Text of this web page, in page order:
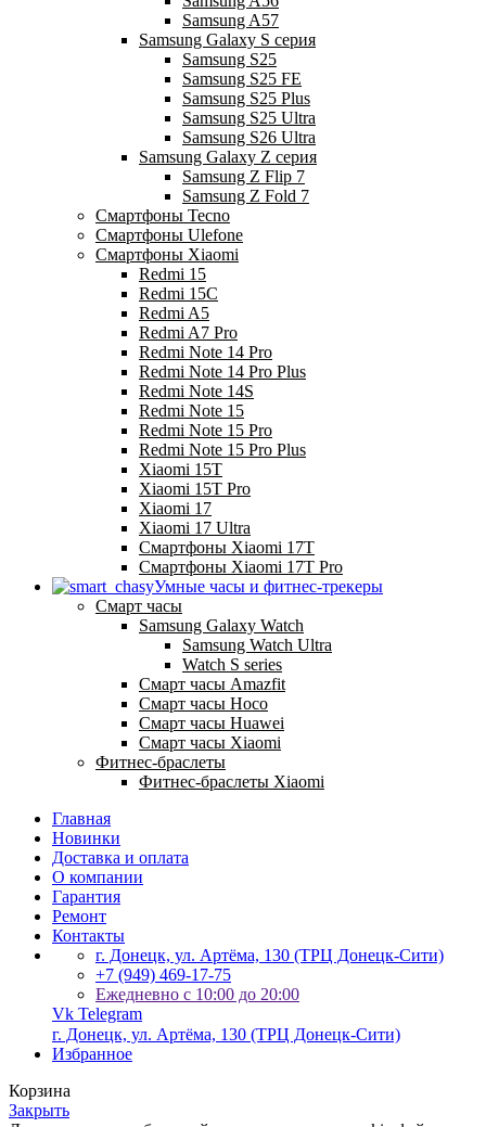
Samsung A57
Samsung Galaxy S серия
Samsung S25
Samsung S25 FE
Samsung S25 Plus
Samsung S25 Ultra
Samsung S26 Ultra
Samsung Galaxy Z серия
Samsung Z Flip 7
Samsung Z Fold 7
Смартфоны Tecno
Смартфоны Ulefone
Смартфоны Xiaomi
Redmi 15
Redmi 15C
Redmi A5
Redmi A7 Pro
Redmi Note 14 Pro
Redmi Note 14 Pro Plus
Redmi Note 14S
Redmi Note 15
Redmi Note 15 Pro
Redmi Note 15 Pro Plus
Xiaomi 15T
Xiaomi 15T Pro
Xiaomi 17
Xiaomi 17 Ultra
Смартфоны Xiaomi 17Т
Смартфоны Xiaomi 17Т Pro
Умные часы и фитнес-трекеры
Смарт часы
Samsung Galaxy Watch
Samsung Watch Ultra
Watch S series
Смарт часы Amazfit
Смарт часы Hoco
Смарт часы Huawei
Смарт часы Xiaomi
Фитнес-браслеты
Фитнес-браслеты Xiaomi
Главная
Новинки
Доставка и оплата
О компании
Гарантия
Ремонт
Контакты
г. Донецк, ул. Артёма, 130 (ТРЦ Донецк-Сити)
+7 (949) 469-17-75
Ежедневно с 10:00 до 20:00
Vk Telegram
г. Донецк, ул. Артёма, 130 (ТРЦ Донецк-Сити)
Избранное
Корзина
Закрыть